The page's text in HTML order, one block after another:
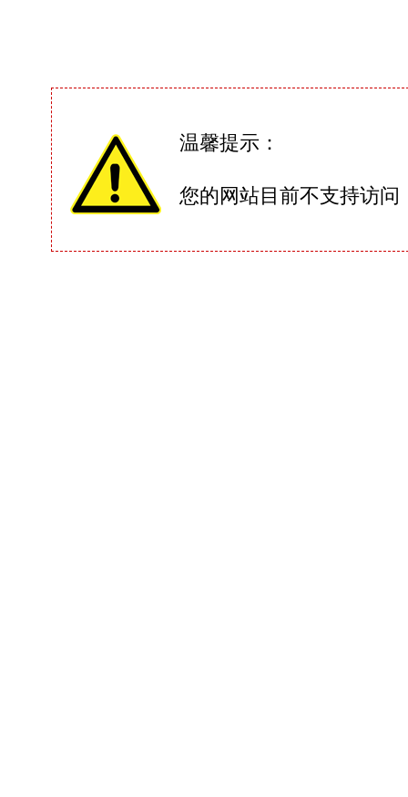
温馨提示：
您的网站目前不支持访